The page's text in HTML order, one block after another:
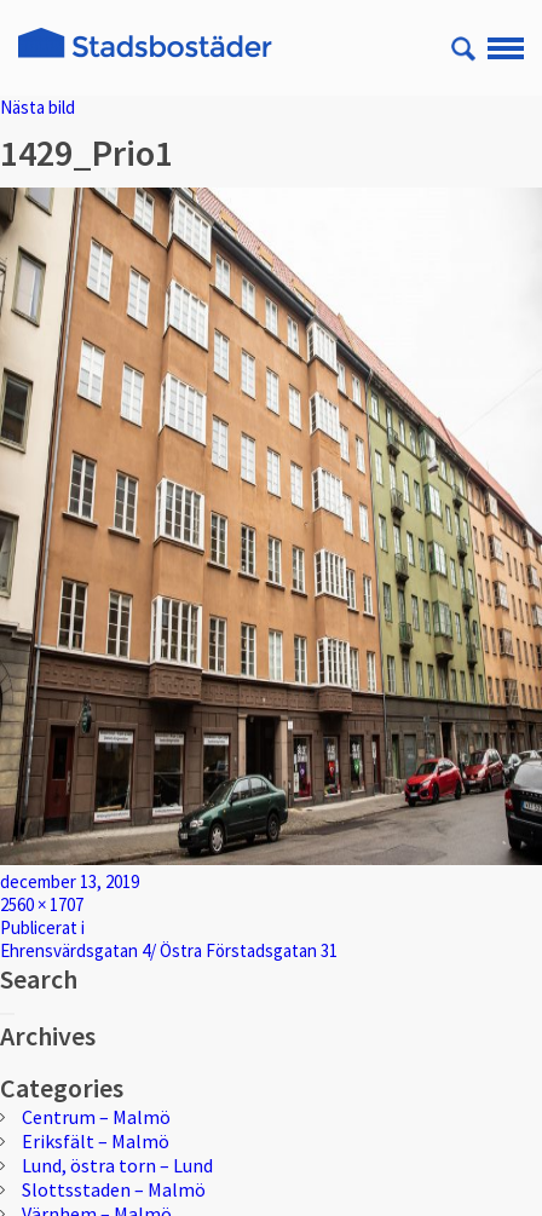
Nästa bild
1429_Prio1
Postat
december 13, 2019
Full
storlek
2560 × 1707
Inläggsnavigering
Publicerat i
Ehrensvärdsgatan 4/ Östra Förstadsgatan 31
Search
efter:
Archives
Categories
Centrum – Malmö
Eriksfält – Malmö
Lund, östra torn – Lund
Slottsstaden – Malmö